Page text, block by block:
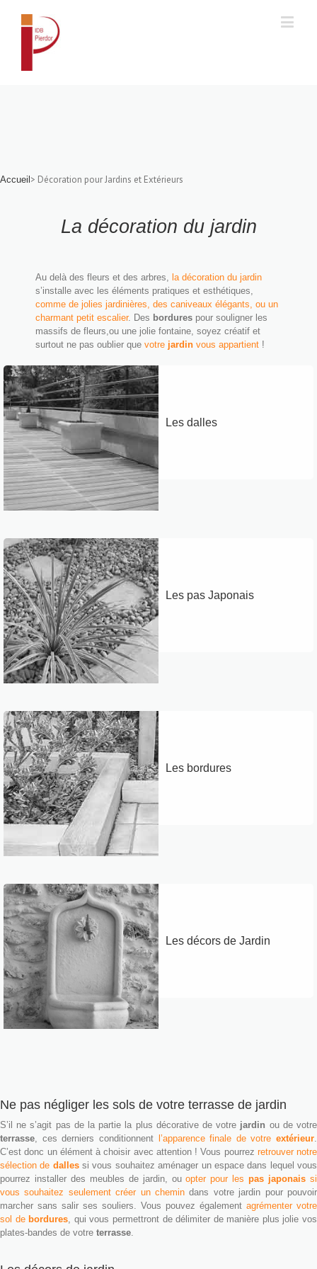
Accueil > Décoration pour Jardins et Extérieurs
La décoration du jardin
Au delà des fleurs et des arbres, la décoration du jardin
s’installe avec les éléments pratiques et esthétiques,
comme de jolies jardinières, des caniveaux élégants, ou un
charmant petit escalier. Des bordures pour souligner les
massifs de fleurs,ou une jolie fontaine, soyez créatif et
surtout ne pas oublier que votre jardin vous appartient !
Les dalles
Les pas Japonais
Les bordures
Les décors de Jardin
Ne pas négliger les sols de votre terrasse de jardin
S’il ne s’agit pas de la partie la plus décorative de votre jardin ou de votre
terrasse , ces derniers conditionnent l’apparence finale de votre extérieur
C’est donc un élément à choisir avec attention ! Vous pourrez retrouver notre
sélection de dallessi vous souhaitez aménager un espace dans lequel vous
pourrez installer des meubles de jardin, ouopter pour lespas japonais si
vous souhaitez seulement créer un chemin dans votre jardin pour pouvoir
marcher sans salir ses souliers. Vous pouvez également agrémenter votre
sol de bordures , qui vous permettront de délimiter de manière plus jolie vos
plates-bandes de votre terrasse